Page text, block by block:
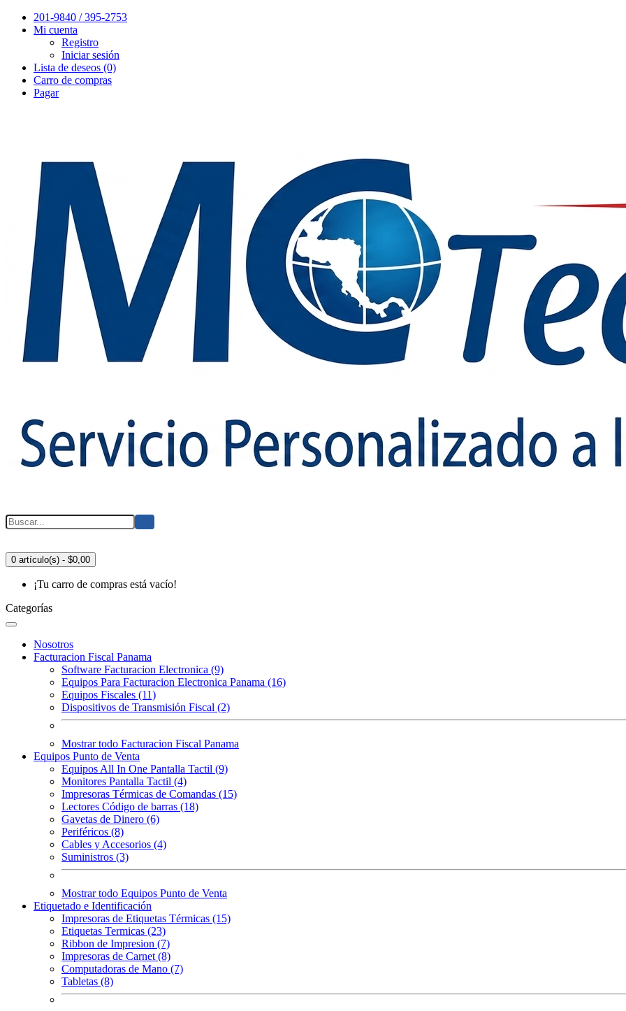
201-9840 / 395-2753
Mi cuenta
Registro
Iniciar sesión
Lista de deseos (0)
Carro de compras
Pagar
0 artículo(s) - $0,00
¡Tu carro de compras está vacío!
Categorías
Nosotros
Facturacion Fiscal Panama
Software Facturacion Electronica (9)
Equipos Para Facturacion Electronica Panama (16)
Equipos Fiscales (11)
Dispositivos de Transmisión Fiscal (2)
Mostrar todo Facturacion Fiscal Panama
Equipos Punto de Venta
Equipos All In One Pantalla Tactil (9)
Monitores Pantalla Tactil (4)
Impresoras Térmicas de Comandas (15)
Lectores Código de barras (18)
Gavetas de Dinero (6)
Periféricos (8)
Cables y Accesorios (4)
Suministros (3)
Mostrar todo Equipos Punto de Venta
Etiquetado e Identificación
Impresoras de Etiquetas Térmicas (15)
Etiquetas Termicas (23)
Ribbon de Impresion (7)
Impresoras de Carnet (8)
Computadoras de Mano (7)
Tabletas (8)